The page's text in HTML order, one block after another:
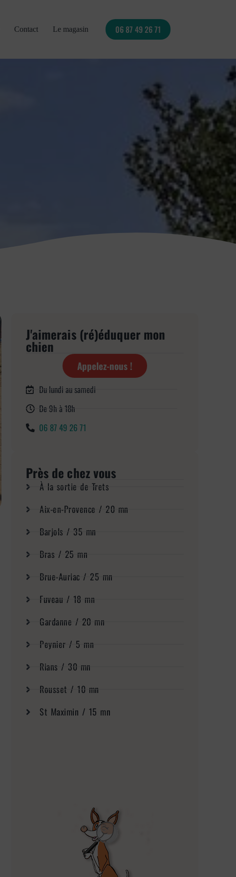
Contact Le magasin 06 87 49 26 71
J'aimerais (ré)éduquer mon
chien
Appelez-nous !
Du lundi au samedi
De 9h à 18h
06 87 49 26 71
Près de chez vous
À la sortie de Trets
Aix-en-Provence / 20 mn
Barjols / 35 mn
Bras / 25 mn
Brue-Auriac / 25 mn
Fuveau / 18 mn
Gardanne / 20 mn
Peynier / 5 mn
Rians / 30 mn
Rousset / 10 mn
St Maximin / 15 mn